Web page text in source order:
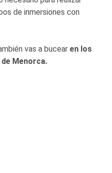
de inmersiones con
vas a bucearen los
Menorca.